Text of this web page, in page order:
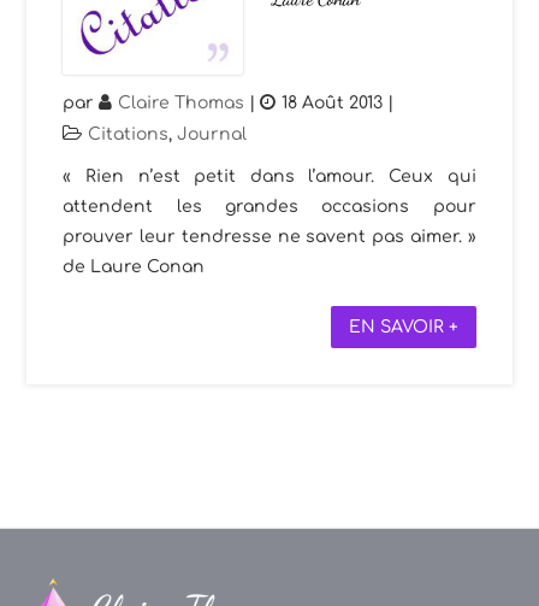
par Claire Thomas | 18 Août 2013
Citations,Journal
« Rien n’est petit dans l’amour. Ceux qui
attendent les grandes occasions pour
prouver leur tendresse ne savent pas aimer. »
de Laure Conan
EN SAVOIR +